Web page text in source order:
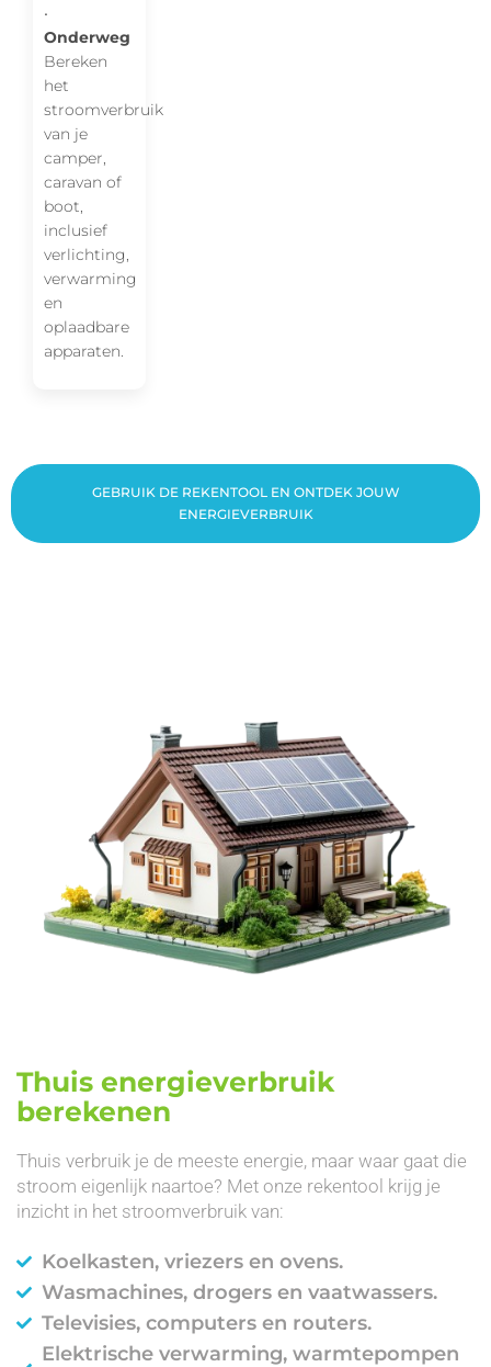
•
Onderweg
Bereken
het
stroomverbruik
van je
camper,
caravan of
boot,
inclusief
verlichting,
verwarming
en
oplaadbare
apparaten.
GEBRUIK DE REKENTOOL EN ONTDEK JOUW
ENERGIEVERBRUIK
Thuis energieverbruik
berekenen
Thuis verbruik je de meeste energie, maar waar gaat die
stroom eigenlijk naartoe? Met onze rekentool krijg je
inzicht in het stroomverbruik van:
Koelkasten, vriezers en ovens.
Wasmachines, drogers en vaatwassers.
Televisies, computers en routers.
Elektrische verwarming, warmtepompen